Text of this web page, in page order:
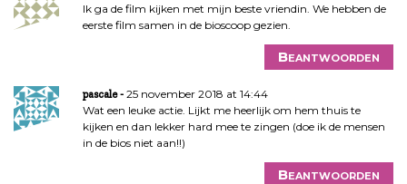
Ik ga de film kijken met mijn beste vriendin. We hebben de
eerste film samen in de bioscoop gezien.
Beantwoorden
pascale
25 november 2018 at 14:44
Wat een leuke actie. Lijkt me heerlijk om hem thuis te
kijken en dan lekker hard mee te zingen (doe ik de mensen
in de bios niet aan!!)
Beantwoorden